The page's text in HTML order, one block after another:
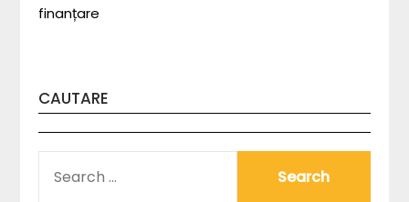
finanțare
CAUTARE
FOR: